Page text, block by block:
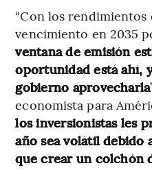
“Con los rendimientos
vencimiento en 2035
ventana de emisión
oportunidad está ahí,
gobierno aprovecharla
economista para
los inversionistas les
año sea volátil debido
que crear un colchón